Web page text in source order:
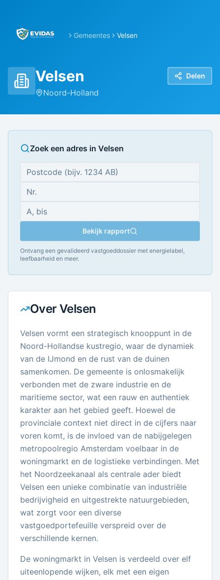
Gemeentes Velsen
Velsen
Noord-Holland
Delen
Zoek een adres in Velsen
Bekijk rapport
Ontvang een gevalideerd vastgoeddossier met energielabel,
leefbaarheid en meer.
Over Velsen
Velsen vormt een strategisch knooppunt in de
Noord-Hollandse kustregio, waar de dynamiek
van de IJmond en de rust van de duinen
samenkomen. De gemeente is onlosmakelijk
verbonden met de zware industrie en de
maritieme sector, wat een rauw en authentiek
karakter aan het gebied geeft. Hoewel de
provinciale context niet direct in de cijfers naar
voren komt, is de invloed van de nabijgelegen
metropoolregio Amsterdam voelbaar in de
woningmarkt en de logistieke verbindingen. Met
het Noordzeekanaal als centrale ader biedt
Velsen een unieke combinatie van industriële
bedrijvigheid en uitgestrekte natuurgebieden,
wat zorgt voor een diverse
vastgoedportefeuille verspreid over de
verschillende kernen.
De woningmarkt in Velsen is verdeeld over elf
uiteenlopende wijken, elk met een eigen